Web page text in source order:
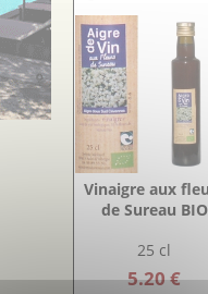
Vinaigre aux
de Sureau BIO
25 cl
5.20 €